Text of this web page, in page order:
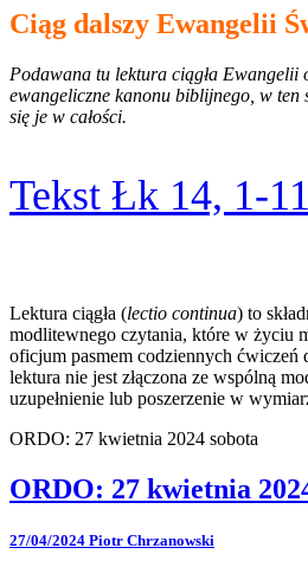
Ciąg dalszy Ewangelii
Podawana tu lektura ciągła Ewangelii
ewangeliczne kanonu biblijnego, w ten
się je w całości.
Tekst Łk 14, 1-11
Lektura ciągła (lectio continua) to
modlitewnego czytania, które w życiu
oficjum pasmem codziennych ćwiczeń
lektura nie jest złączona ze wspólną
uzupełnienie lub poszerzenie w
ORDO: 27 kwietnia 2024 sobota
ORDO: 27 kwietnia
27/04/2024 Piotr Chrzanowski